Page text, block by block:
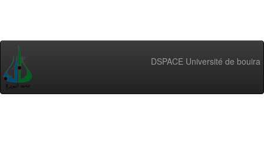
DSPACE Université de bouira